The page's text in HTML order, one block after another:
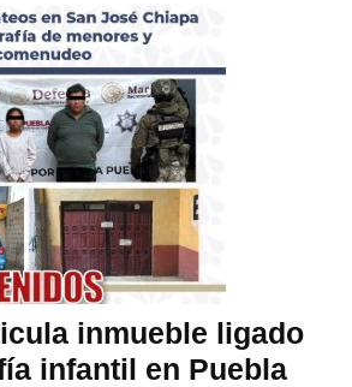
inmueble ligado
infantil en Puebla